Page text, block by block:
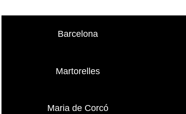
Barcelona
Martorelles
Maria de Corcó